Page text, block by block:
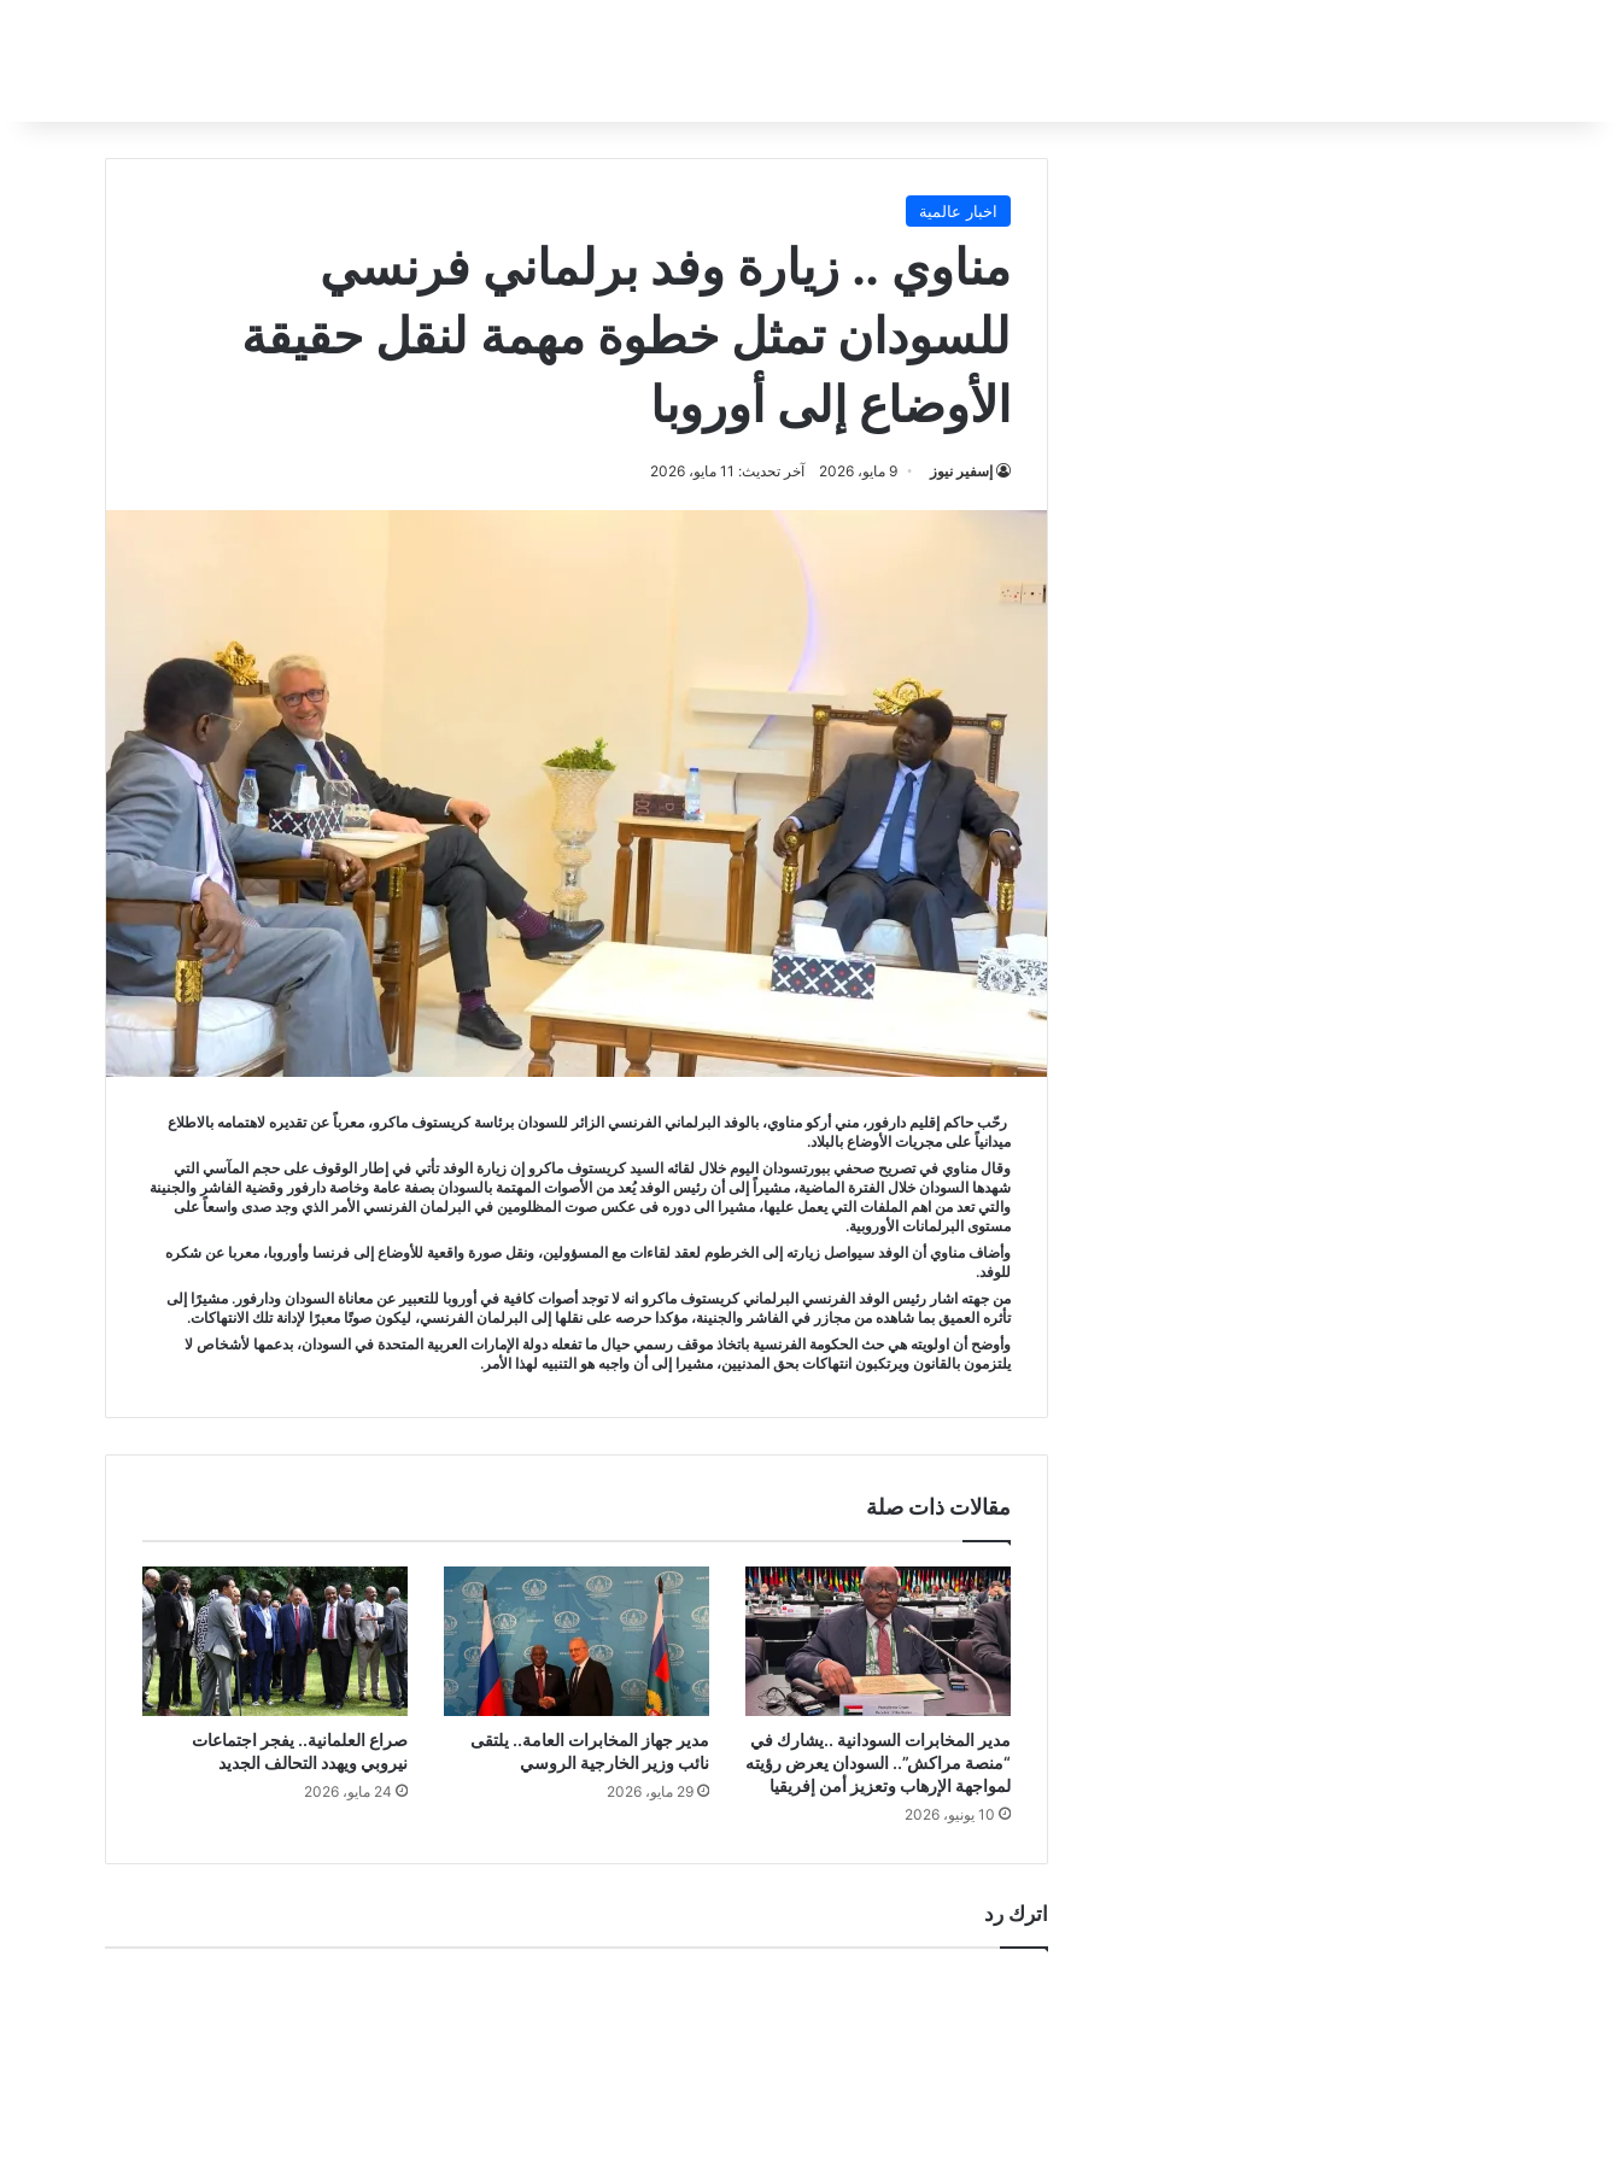
اخبار عالمية
مناوي .. زيارة وفد برلماني فرنسي
للسودان تمثل خطوة مهمة لنقل حقيقة
الأوضاع إلى أوروبا
إسفير نيوز 9 مايو، 2026 آخر تحديث: 11 مايو، 2026
رحّب حاكم إقليم دارفور، مني أركو مناوي، بالوفد البرلماني الفرنسي الزائر للسودان برئاسة كريستوف ماكرو، معرباً عن تقديره لاهتمامه بالاطلاع
ميدانياً على مجريات الأوضاع بالبلاد.
وقال مناوي في تصريح صحفي ببورتسودان اليوم خلال لقائه السيد كريستوف ماكرو إن زيارة الوفد تأتي في إطار الوقوف على حجم المآسي التي
شهدها السودان خلال الفترة الماضية، مشيراً إلى أن رئيس الوفد يُعد من الأصوات المهتمة بالسودان بصفة عامة وخاصة دارفور وقضية الفاشر والجنينة
والتي تعد من اهم الملفات التي يعمل عليها، مشيرا الى دوره فى عكس صوت المظلومين في البرلمان الفرنسي الأمر الذي وجد صدى واسعاً على
مستوى البرلمانات الأوروبية.
وأضاف مناوي أن الوفد سيواصل زيارته إلى الخرطوم لعقد لقاءات مع المسؤولين، ونقل صورة واقعية للأوضاع إلى فرنسا وأوروبا، معربا عن شكره
للوفد.
من جهته اشار رئيس الوفد الفرنسي البرلماني كريستوف ماكرو انه لا توجد أصوات كافية في أوروبا للتعبير عن معاناة السودان ودارفور. مشيرًا إلى
تأثره العميق بما شاهده من مجازر في الفاشر والجنينة، مؤكدا حرصه على نقلها إلى البرلمان الفرنسي، ليكون صوتًا معبرًا لإدانة تلك الانتهاكات.
وأوضح أن اولويته هي حث الحكومة الفرنسية باتخاذ موقف رسمي حيال ما تفعله دولة الإمارات العربية المتحدة في السودان، بدعمها لأشخاص لا
يلتزمون بالقانون ويرتكبون انتهاكات بحق المدنيين، مشيرا إلى أن واجبه هو التنبيه لهذا الأمر.
مقالات ذات صلة
مدير المخابرات السودانية ..يشارك في
“منصة مراكش”.. السودان يعرض رؤيته
لمواجهة الإرهاب وتعزيز أمن إفريقيا
10 يونيو، 2026
مدير جهاز المخابرات العامة.. يلتقى
نائب وزير الخارجية الروسي
29 مايو، 2026
صراع العلمانية.. يفجر اجتماعات
نيروبي ويهدد التحالف الجديد
24 مايو، 2026
اترك رد